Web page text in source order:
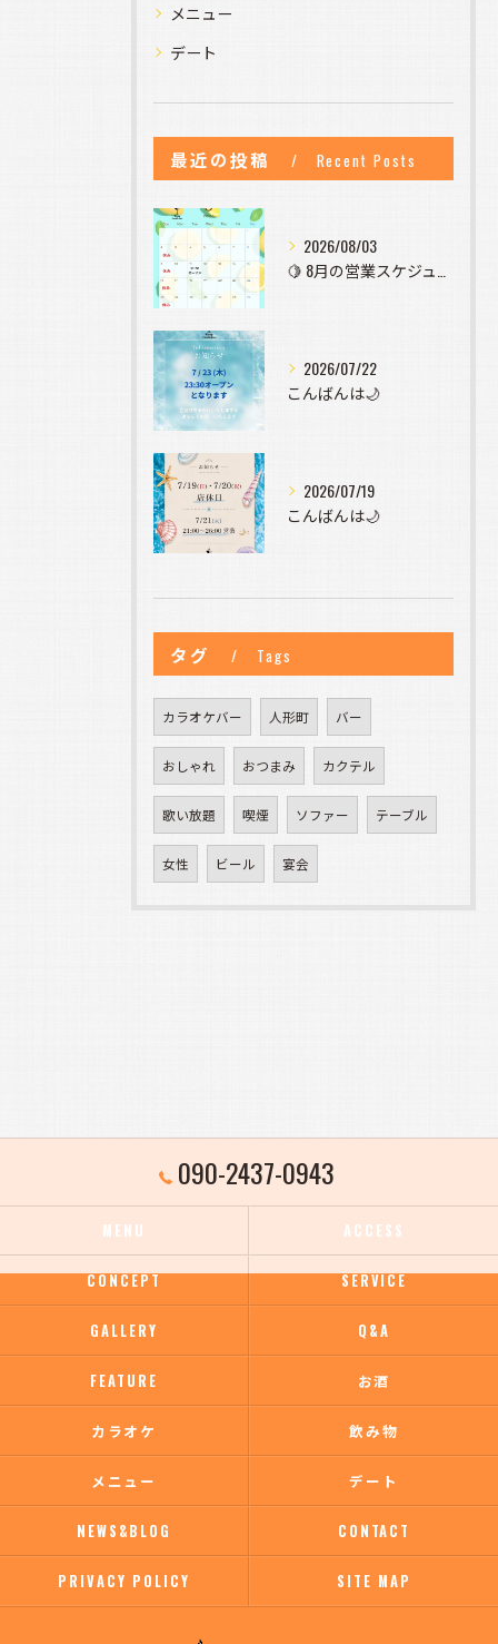
メニュー
デート
最近の投稿 Recent Posts
2026/08/03
2026/07/22
こんばんは🌙
2026/07/19
こんばんは🌙
タグ Tags
カラオケバー 人形町 バー
おしゃれ おつまみ カクテル
歌い放題 喫煙 ソファー テーブル
女性 ビール 宴会
090-2437-0943
MENU ACCESS
CONCEPT SERVICE
GALLERY Q&A
FEATURE お酒
カラオケ 飲み物
メニュー デート
NEWS&BLOG CONTACT
PRIVACY POLICY SITE MAP